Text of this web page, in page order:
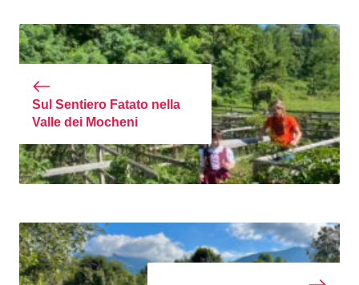
Sul Sentiero Fatato nella
Valle dei Mocheni